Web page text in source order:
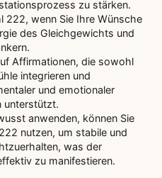
zu stärken.
222, wenn Sie Ihre Wünsche
des Gleichgewichts und
Affirmationen, die sowohl
integrieren und
und emotionaler
unterstützt.
anwenden, können Sie
nutzen, um stabile und
was der
zu manifestieren.